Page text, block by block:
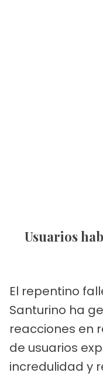
Usuarios hablar sobre la muerte de
El repentino
Santurino ha
reacciones en
de usuarios
incredulidad y